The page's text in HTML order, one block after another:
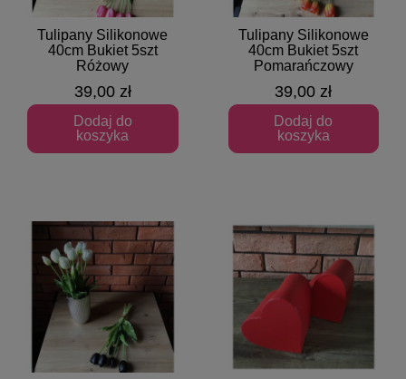
Szybki podgląd
Tulipany Silikonowe
40cm Bukiet 5szt
Różowy
39,00 zł
Dodaj do
koszyka
Szybki podgląd
Tulipany Silikonowe
40cm Bukiet 5szt
Pomarańczowy
39,00 zł
Dodaj do
koszyka